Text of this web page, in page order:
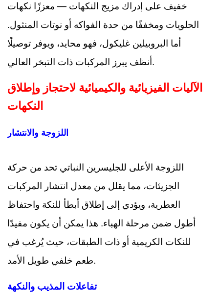
خفيف على إدراك مزيج النكهات — معززًا نكهات
الحلويات ومخففًا من حدة الفواكه أو نوتات المنثول.
أما البروبيلين غليكول، فهو محايد، ويوفر توصيلًا
أنظف يبرز المركبات ذات التبخر العالي.
الآليات الفيزيائية والكيميائية لاحتجاز وإطلاق
النكهات
اللزوجة والانتشار
اللزوجة الأعلى للجليسرين النباتي تحد من حركة
الجزيئات، مما يقلل من معدل انتشار المركبات
العطرية، ويؤدي إلى إطلاق أبطأ للنكة واحتفاظ
أطول ضمن مرحلة الهباء. هذا يمكن أن يكون مفيدًا
للنكات الكريمية أو ذات الطبقات، حيث يُرغب في
طعم خلفي طويل الأمد.
تفاعلات المذيب والنكهة